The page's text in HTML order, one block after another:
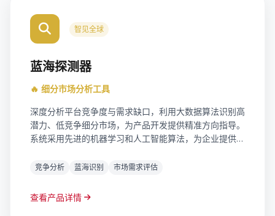
智见全球
蓝海探测器
🔥 细分市场分析工具
深度分析平台竞争度与需求缺口，利用大数据算法识别高
潜力、低竞争细分市场，为产品开发提供精准方向指导。
系统采用先进的机器学习和人工智能算法，为企业提供精
析，可视化报表输出，帮助企业快速响应市场变化。
竞争分析 蓝海识别 市场需求评估
查看产品详情